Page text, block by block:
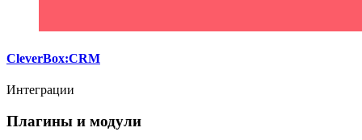
CleverBox:CRM
Интеграции
Плагины и модули